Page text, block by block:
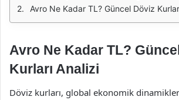
Avro Ne Kadar TL? Güncel Döviz
Avro Ne Kadar TL?
Kurları Analizi
Döviz kurları, global ekonomik